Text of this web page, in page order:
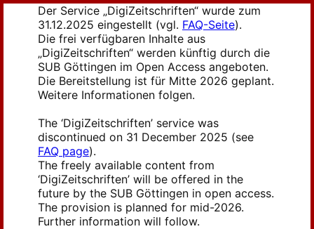
Der Service „DigiZeitschriften“ wurde zum
31.12.2025 eingestellt (vgl. FAQ-Seite).
Die frei verfügbaren Inhalte aus
„DigiZeitschriften“ werden künftig durch die
SUB Göttingen im Open Access angeboten.
Die Bereitstellung ist für Mitte 2026 geplant.
Weitere Informationen folgen.
The ‘DigiZeitschriften’ service was
discontinued on 31 December 2025 (see
FAQ page).
The freely available content from
‘DigiZeitschriften’ will be offered in the
future by the SUB Göttingen in open access.
The provision is planned for mid-2026.
Further information will follow.